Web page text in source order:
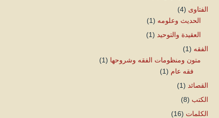
الفتاوى (4)
الحديث وعلومه (1)
العقيدة والتوحيد (1)
الفقه (1)
متون ومنظومات الفقه وشروحها (1)
فقه عام (1)
القصائد (1)
الكتب (8)
الكلمات (16)